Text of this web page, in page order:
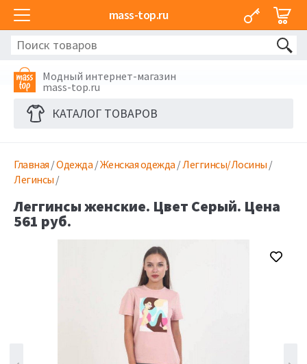
mass-top.ru
Модный интернет-магазин
mass-top.ru
КАТАЛОГ ТОВАРОВ
Главная /Одежда /Женская одежда /Леггинсы/Лосины /
Легинсы /
Леггинсы женские. Цвет Серый. Цена
561 руб.